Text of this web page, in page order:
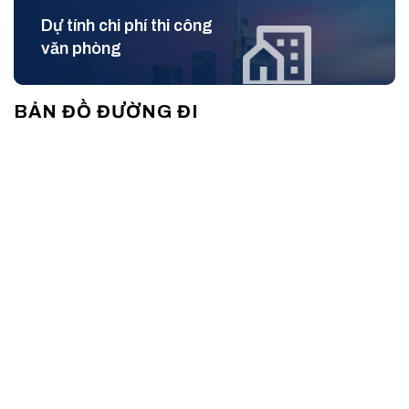
các công ty hoạt động và phát triển lâu dài.
Dự tính chi phí thi công
văn phòng
BẢN ĐỒ ĐƯỜNG ĐI